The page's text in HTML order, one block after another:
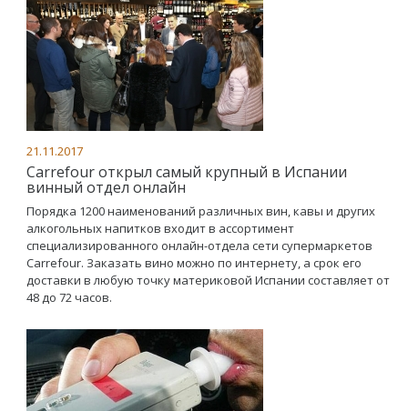
21.11.2017
Carrefour открыл самый крупный в Испании
винный отдел онлайн
Порядка 1200 наименований различных вин, кавы и других
алкогольных напитков входит в ассортимент
специализированного онлайн-отдела сети супермаркетов
Carrefour. Заказать вино можно по интернету, а срок его
доставки в любую точку материковой Испании составляет от
48 до 72 часов.